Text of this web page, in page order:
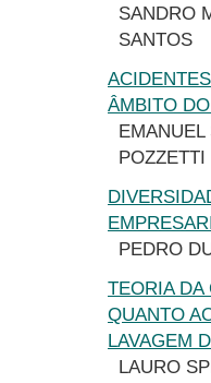
SANDRO
SANTOS
ÂMBITO
POZZETTI
PEDRO
TEORIA DA
QUANTO
LAVAGEM
LAURO